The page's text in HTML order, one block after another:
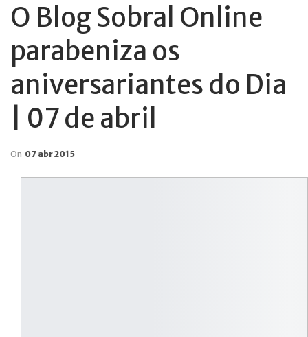
O Blog Sobral Online
parabeniza os
aniversariantes do Dia
| 07 de abril
On 07 abr 2015